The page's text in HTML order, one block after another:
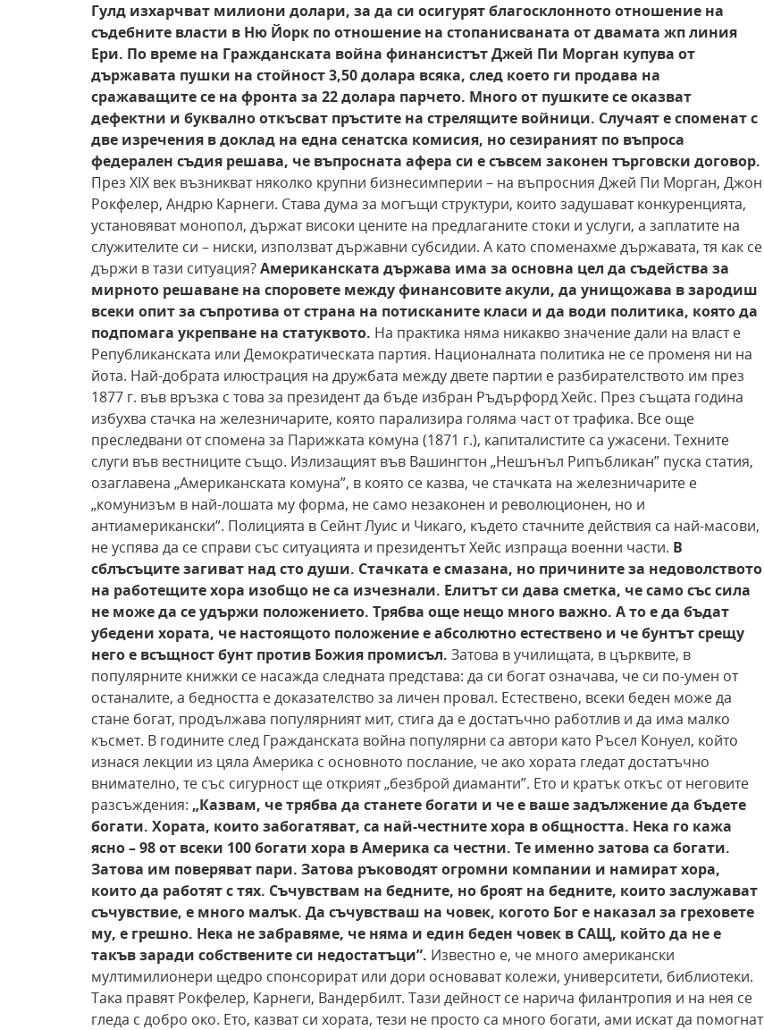
Гулд изхарчват милиони долари, за да си осигурят благосклонното отношение на
съдебните власти в Ню Йорк по отношение на стопанисваната от двамата жп линия
Ери. По време на Гражданската война финансистътДжей Пи Морган купува от
държавата пушки на стойност 3,50 долара всяка, след което ги продава на
сражаващите се на фронта за 22 долара парчето. Много от пушките се оказват
дефектни и буквално откъсват пръстите на стрелящите войници. Случаят е споменат с
две изречения в доклад на една сенатска комисия, но сезираният по въпроса
федерален съдия решава, че въпросната афера си е съвсем законен търговски договор.
През XIX век възникват няколко крупни бизнесимперии – на въпросния Джей Пи Морган, Джон
Рокфелер, Андрю Карнеги. Става дума за могъщи структури, които задушават конкуренцията,
установяват монопол, държат високи цените на предлаганите стоки и услуги, а заплатите на
служителите си – ниски, използват държавни субсидии. А като споменахме държавата, тя как се
държи в тази ситуация?Американската държава има за основна цел да съдейства за
мирното решаване на споровете между финансовите акули, да унищожава в зародиш
всеки опит за съпротива от страна на потисканите класи и да води политика, която да
подпомага укрепване на статуквото. На практика няма никакво значение дали на власт е
Републиканската или Демократическата партия. Националната политика не се променя ни на
йота. Най-добрата илюстрация на дружбата между двете партии е разбирателството им през
1877 г. във връзка с това за президент да бъде избран Ръдърфорд Хейс. През същата година
избухва стачка на железничарите, която парализира голяма част от трафика. Все още
преследвани от спомена за Парижката комуна (1871 г.), капиталистите са ужасени. Техните
слуги във вестниците също. Излизащият във Вашингтон „Нешънъл Рипъбликан” пуска статия,
озаглавена „Американската комуна”, в която се казва, че стачката на железничарите е
„комунизъм в най-лошата му форма, не само незаконен и революционен, но и
антиамерикански”. Полицията в Сейнт Луис и Чикаго, където стачните действия са най-масови,
не успява да се справи със ситуацията и президентът Хейс изпраща военни части. В
сблъсъците загиват над сто души. Стачката е смазана, но причините за недоволството
на работещите хора изобщо не са изчезнали. Елитът си дава сметка, че само със сила
не може да се удържи положението. Трябва още нещо много важно. А то е да бъдат
убедени хората, че настоящото положение е абсолютноестествено и че бунтът срещу
него е всъщност бунт против Божия промисъл. Затова в училищата, в църквите, в
популярните книжки се насажда следната представа: да си богат означава, че си по-умен от
останалите, а бедността е доказателство за личен провал. Естествено, всеки беден може да
стане богат, продължава популярният мит, стига да е достатъчно работлив и да има малко
късмет. В годините след Гражданската война популярни са автори като Ръсел Конуел, който
изнася лекции из цяла Америка с основното послание, че ако хората гледат достатъчно
внимателно, те със сигурност ще открият „безброй диаманти”. Ето и кратък откъс от неговите
разсъждения: „Казвам, че трябва да станетебогати и че е ваше задължение да бъдете
богати. Хората, които забогатяват, са най-честните хора в общността. Нека го кажа
ясно – 98от всеки 100 богати хора в Америка са честни. Те именно затова са богати.
Затова им поверяват пари. Затова ръководят огромни компании и намират хора,
които да работят с тях. Съчувствам на бедните, но броят на бедните, които заслужават
съчувствие, е много малък. Да съчувстваш на човек, когото Бог е наказал за греховете
му, е грешно. Нека не забравяме, че няма и един беден човек в САЩ, който да не е
такъв заради собствените си недостатъци”. Известно е, че много американски
мултимилионери щедро спонсорират или дори основават колежи, университети, библиотеки.
Така правят Рокфелер, Карнеги, Вандербилт. Тази дейност се нарича филантропия и на нея се
гледа с добро око. Ето, казват си хората, тези не просто са много богати, ами искат да помогнат